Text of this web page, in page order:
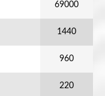
69000
1440
960
220